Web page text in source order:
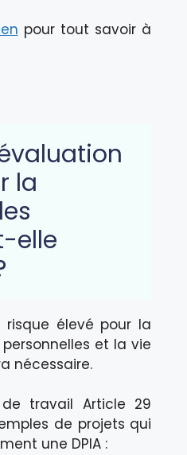
pour tout savoir à
la
elle
élevé pour la
et la vie
nécessaire.
travail Article 29
de projets qui
une DPIA :